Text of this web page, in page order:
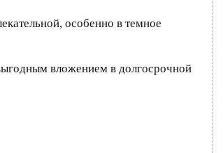
особенно в темное
вложением в долгосрочной